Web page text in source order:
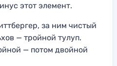
этот элемент.
за ним чистый
— тройной тулуп.
— потом двойной